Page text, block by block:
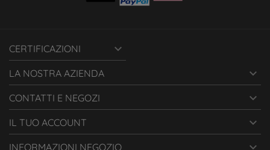
CERTIFICAZIONI 
LA NOSTRA AZIENDA 
CONTATTI E NEGOZI 
IL TUO ACCOUNT 
INFORMAZIONI NEGOZIO